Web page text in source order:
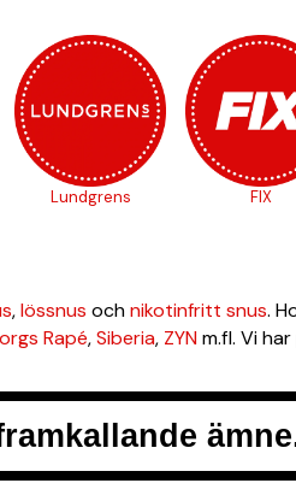
Lundgrens FIX
,lössnus ochnikotinfritt snus.
Rapé,Siberia, ZYNm.fl. Vi